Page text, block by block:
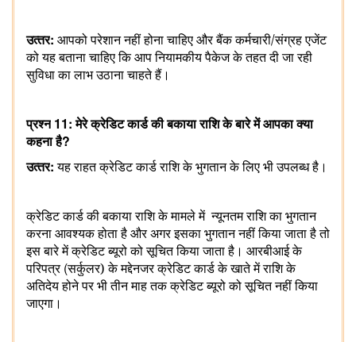
उत्‍तर: आपको परेशान नहीं होना चाहिए और बैंक कर्मचारी/संग्रह एजेंट
को यह बताना चाहिए कि आप नियामकीय पैकेज के तहत दी जा रही
सुविधा का लाभ उठाना चाहते हैं।
प्रश्‍न 11:मेरे क्रेडिट कार्ड की बकाया राशि के बारे में आपका क्या
कहना है?
उत्‍तर: यह राहत क्रेडिट कार्ड राशि के भुगतान के लिए भी उपलब्ध है।
क्रेडिट कार्ड की बकाया राशि के मामले में न्यूनतम राशि का भुगतान
करना आवश्यक होता है और अगर इसका भुगतान नहीं किया जाता है तो
इस बारे में क्रेडिट ब्यूरो को सूचित किया जाता है। आरबीआई के
परिपत्र(सर्कुलर) के मद्देनजरक्रेडिट कार्ड के खाते में राशि के
अतिदेय होने पर भी तीन माह तक क्रेडिट ब्यूरो को सूचित नहीं किया
जाएगा।